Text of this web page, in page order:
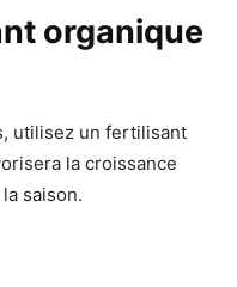
organique
utilisez un fertilisant
la croissance
saison.